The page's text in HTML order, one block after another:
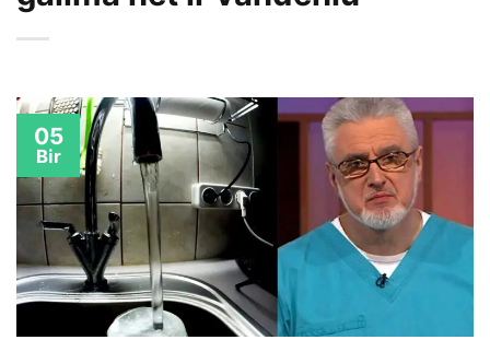
05
Bir